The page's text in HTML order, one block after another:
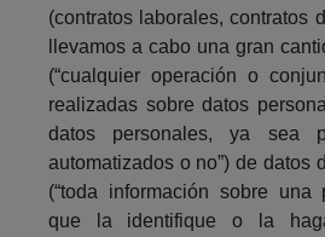
(contratos laborales, contratos
llevamos a cabo una gran
(“cualquier operación o
realizadas sobre datos
datos personales, ya sea
automatizados o no”) de datos
(“toda información sobre una
que la identifique o la